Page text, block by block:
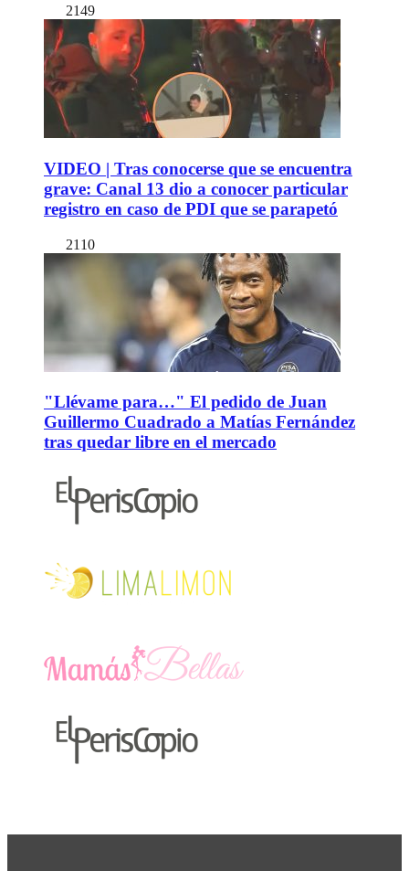
2149
VIDEO | Tras conocerse que se encuentra
grave: Canal 13 dio a conocer particular
registro en caso de PDI que se parapetó
2110
"Llévame para…" El pedido de Juan
Guillermo Cuadrado a Matías Fernández
tras quedar libre en el mercado